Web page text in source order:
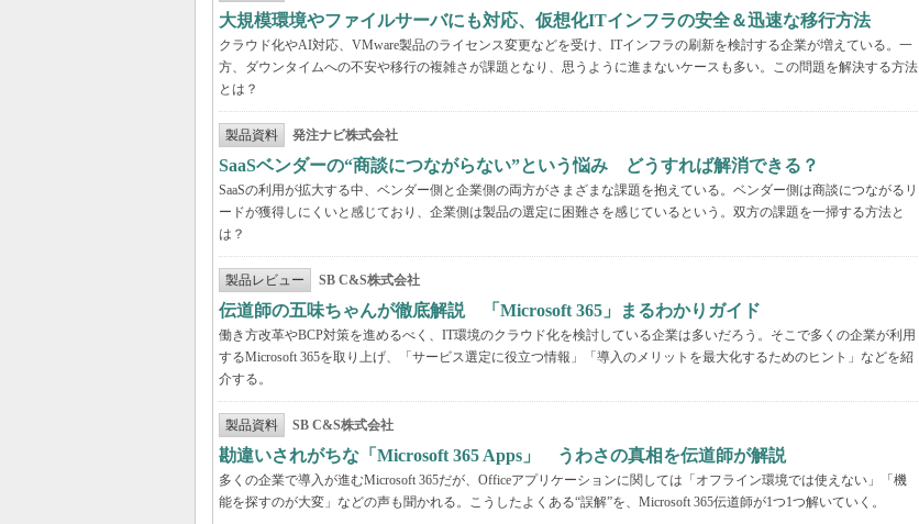
大規模環境やファイルサーバにも対応、仮想化ITインフラの安全＆迅速な移行方法
クラウド化やAI対応、VMware製品のライセンス変更などを受け、ITインフラの刷新を検討する企業が増えている。一
方、ダウンタイムへの不安や移行の複雑さが課題となり、思うように進まないケースも多い。この問題を解決する方法
とは？
製品資料 発注ナビ株式会社
SaaSベンダーの“商談につながらない”という悩み どうすれば解消できる？
SaaSの利用が拡大する中、ベンダー側と企業側の両方がさまざまな課題を抱えている。ベンダー側は商談につながるリ
ードが獲得しにくいと感じており、企業側は製品の選定に困難さを感じているという。双方の課題を一掃する方法と
は？
製品レビュー SB C&S株式会社
伝道師の五味ちゃんが徹底解説 「Microsoft 365」まるわかりガイド
働き方改革やBCP対策を進めるべく、IT環境のクラウド化を検討している企業は多いだろう。そこで多くの企業が利用
するMicrosoft 365を取り上げ、「サービス選定に役立つ情報」「導入のメリットを最大化するためのヒント」などを紹
介する。
製品資料 SB C&S株式会社
勘違いされがちな「Microsoft 365 Apps」 うわさの真相を伝道師が解説
多くの企業で導入が進むMicrosoft 365だが、Officeアプリケーションに関しては「オフライン環境では使えない」「機
能を探すのが大変」などの声も聞かれる。こうしたよくある“誤解”を、Microsoft 365伝道師が1つ1つ解いていく。